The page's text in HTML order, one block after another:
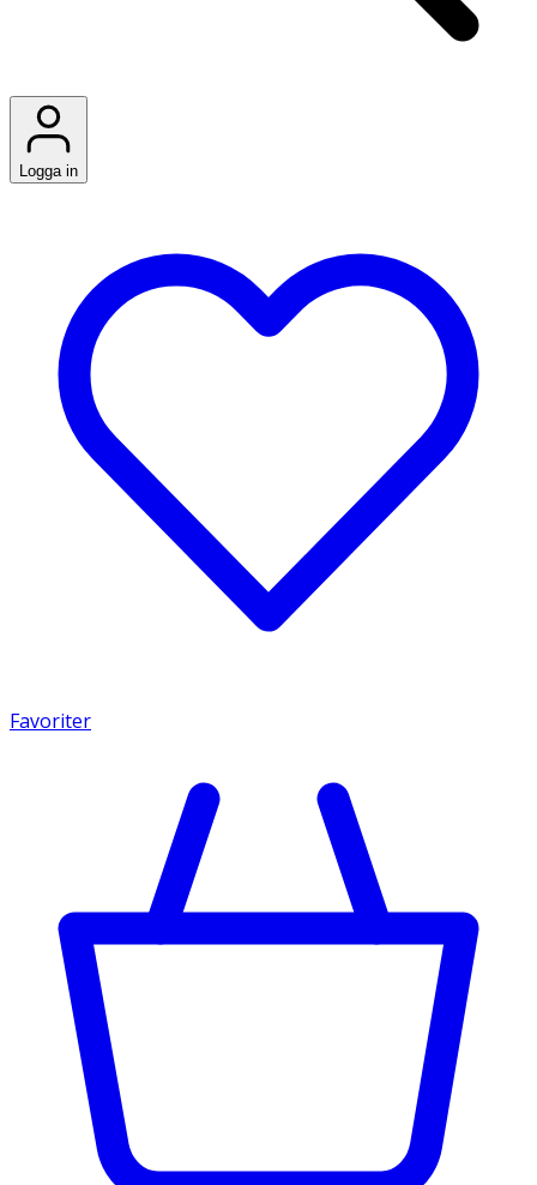
Logga in
Favoriter